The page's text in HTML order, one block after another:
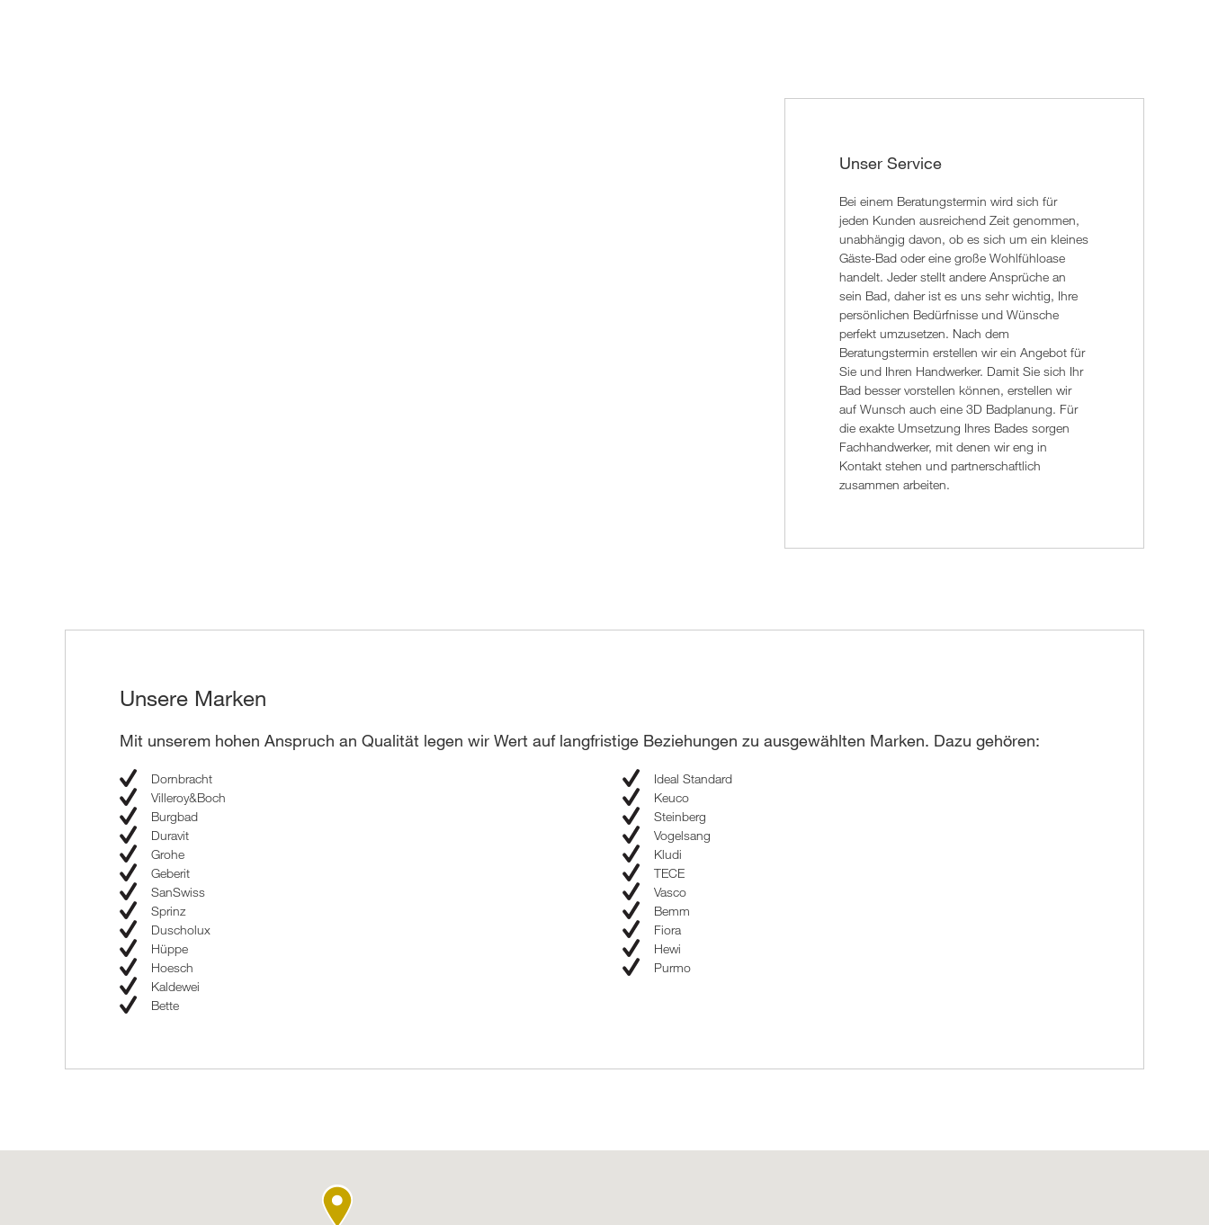
Unser Service
Bei einem Beratungstermin wird sich für
jeden Kunden ausreichend Zeit genommen,
unabhängig davon, ob es sich um ein kleines
Gäste-Bad oder eine große Wohlfühloase
handelt. Jeder stellt andere Ansprüche an
sein Bad, daher ist es uns sehr wichtig, Ihre
persönlichen Bedürfnisse und Wünsche
perfekt umzusetzen. Nach dem
Beratungstermin erstellen wir ein Angebot für
Sie und Ihren Handwerker. Damit Sie sich Ihr
Bad besser vorstellen können, erstellen wir
auf Wunsch auch eine 3D Badplanung. Für
die exakte Umsetzung Ihres Bades sorgen
Fachhandwerker, mit denen wir eng in
Kontakt stehen und partnerschaftlich
zusammen arbeiten.
Unsere Marken
Mit unserem hohen Anspruch an Qualität legen wir Wert auf langfristige Beziehungen zu ausgewählten Marken. Dazu gehören:
Dornbracht
Villeroy&Boch
Burgbad
Duravit
Grohe
Geberit
SanSwiss
Sprinz
Duscholux
Hüppe
Hoesch
Kaldewei
Bette
Ideal Standard
Keuco
Steinberg
Vogelsang
Kludi
TECE
Vasco
Bemm
Fiora
Hewi
Purmo